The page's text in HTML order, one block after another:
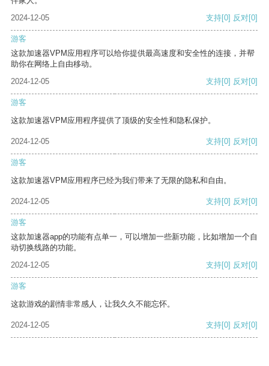
2024-12-05
支持[0] 反对[0]
游客
这款加速器VPM应用程序可以给你提供最高速度和安全性的连接，并帮
助你在网络上自由移动。
2024-12-05
支持[0] 反对[0]
游客
这款加速器VPM应用程序提供了顶级的安全性和隐私保护。
2024-12-05 支持[0] 反对[0]
游客
这款加速器VPM应用程序已经为我们带来了无限的隐私和自由。
2024-12-05 支持[0] 反对[0]
游客
这款加速器app的功能有点单一，可以增加一些新功能，比如增加一个自
动切换线路的功能。
2024-12-05
支持[0] 反对[0]
游客
这款游戏的剧情非常感人，让我久久不能忘怀。
2024-12-05 支持[0] 反对[0]